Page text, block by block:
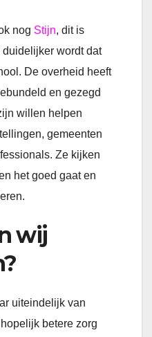
nog Stijn, dit is
duidelijker wordt dat
De overheid heeft
en gezegd
willen helpen
gemeenten
Ze kijken
het goed gaat en
wij
uiteindelijk van
betere zorg